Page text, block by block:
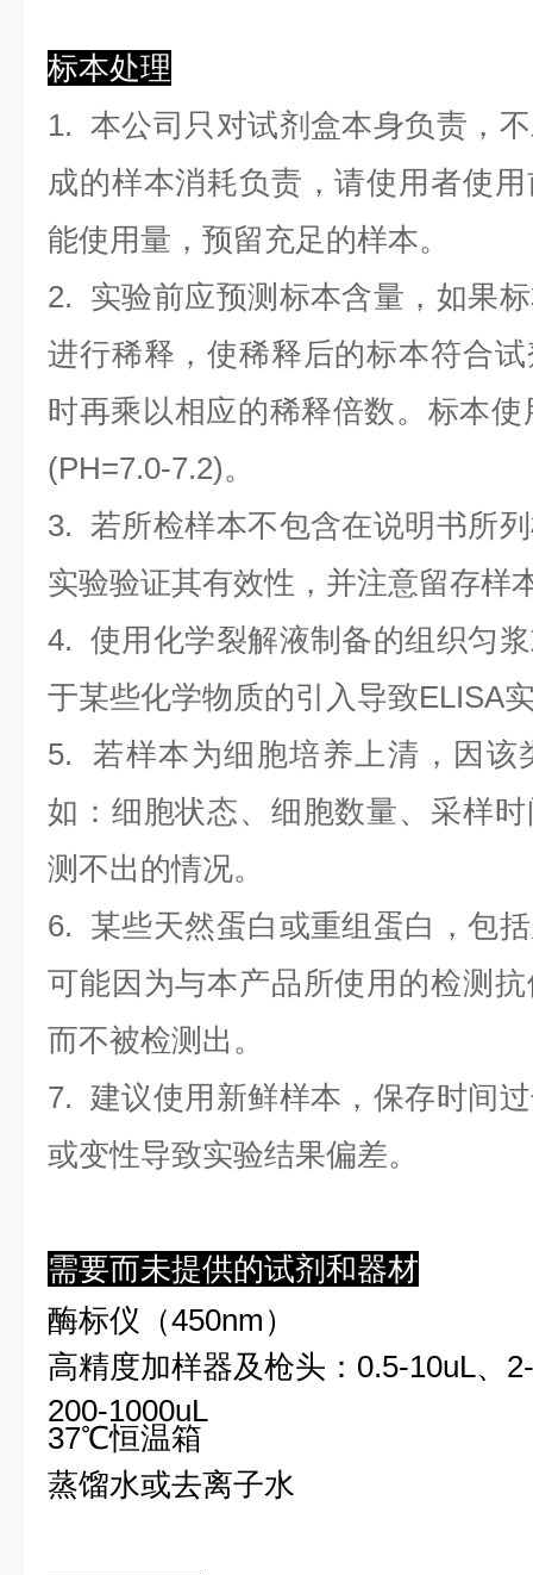
标本处理
1. 本公司只对试剂盒本身负责，
成的样本消耗负责，请使用者使
能使用量，预留充足的样本。
2. 实验前应预测标本含量，如果
进行稀释，使稀释后的标本符合
时再乘以相应的稀释倍数。标本
(PH=7.0-7.2)。
3. 若所检样本不包含在说明书所
实验验证其有效性，并注意留存样
4. 使用化学裂解液制备的组织匀
于某些化学物质的引入导致ELISA
5. 若样本为细胞培养上清，因该
如：细胞状态、细胞数量、采样
测不出的情况。
6. 某些天然蛋白或重组蛋白，包
可能因为与本产品所使用的检测
而不被检测出。
7. 建议使用新鲜样本，保存时间
或变性导致实验结果偏差。
需要而未提供的试剂和器材
酶标仪（450nm）
高精度加样器及枪头：0.5-10uL、
200-1000uL
37℃恒温箱
蒸馏水或去离子水